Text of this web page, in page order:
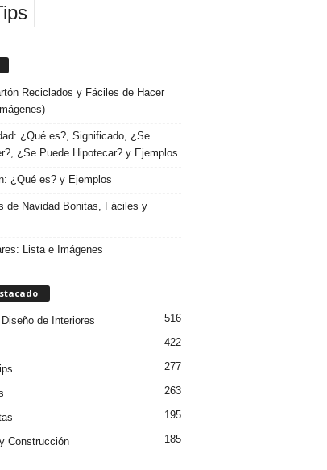
Reciclados y Fáciles de Hacer
¿Qué es?, Significado, ¿Se
¿Se Puede Hipotecar? y Ejemplos
¿Qué es? y Ejemplos
de Navidad Bonitas, Fáciles y
Lista e Imágenes
de Interiores 516
422
277
263
195
Construcción 185